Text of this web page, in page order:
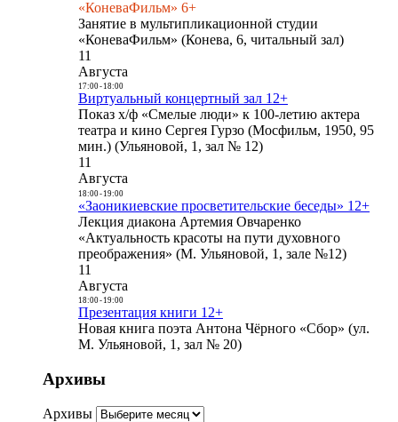
«КоневаФильм» 6+
Занятие в мультипликационной студии
«КоневаФильм» (Конева, 6, читальный зал)
11
Августа
17:00- 18:00
Виртуальный концертный зал 12+
Показ х/ф «Смелые люди» к 100-летию актера
театра и кино Сергея Гурзо (Мосфильм, 1950, 95
мин.) (Ульяновой, 1, зал № 12)
11
Августа
18:00- 19:00
«Заоникиевские просветительские беседы» 12+
Лекция диакона Артемия Овчаренко
«Актуальность красоты на пути духовного
преображения» (М. Ульяновой, 1, зале №12)
11
Августа
18:00- 19:00
Презентация книги 12+
Новая книга поэта Антона Чёрного «Сбор» (ул.
М. Ульяновой, 1, зал № 20)
Архивы
Архивы